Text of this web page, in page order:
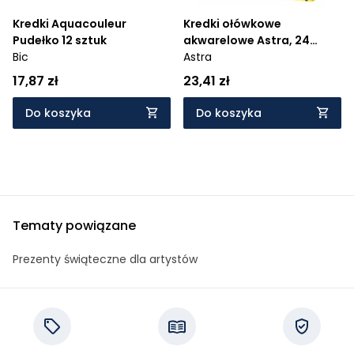
Kredki Aquacouleur
Pudełko 12 sztuk
Bic
17,87 zł
Do koszyka
Kredki ołówkowe
akwarelowe Astra, 24
kolory (312110005)
Astra
23,41 zł
Do koszyka
Tematy powiązane
Prezenty świąteczne dla artystów